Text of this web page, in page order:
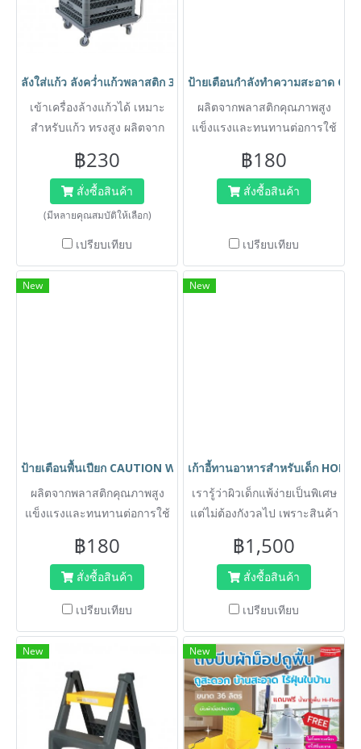
ลังใส่แก้ว ลังคว่ำแก้วพลาสติก 36 ช่อง พร้อมรถเข็นใส่ลังคว่ำแก้ว เข้า
เข้าเครื่องล้างแก้วได้ เหมาะ
สำหรับแก้ว ทรงสูง ผลิตจาก
แตกหักง่าย แข็งแรง ทนทาน
รับน้ำหนักได้ดี มีช่องใส่แก้วน้ำ
จำนวน 36 ช่อง
฿230
สั่งซื้อสินค้า
(มีหลายคุณสมบัติให้เลือก)
เปรียบเทียบ
ป้ายเตือนกำลังทำความสะอาด
ผลิตจากพลาสติกคุณภาพสูง
แข็งแรงและทนทานต่อการใช้
฿180
สั่งซื้อสินค้า
เปรียบเทียบ
New
ป้ายเตือนพื้นเปียก CAUTION WET FLOOR ตรา HORECAT 56022
ผลิตจากพลาสติกคุณภาพสูง
แข็งแรงและทนทานต่อการใช้
฿180
สั่งซื้อสินค้า
เปรียบเทียบ
New
เก้าอี้ทานอาหารสำหรับเด็ก
เรารู้ว่าผิวเด็กแพ้ง่ายเป็นพิเศษ
แต่ไม่ต้องกังวลไป เพราะสินค้า
จากสารต่าง ๆ ที่อาจเป็น
อันตรายต่อผิวหนังและสุขภาพ
ของเจ้าตัวน้อย
฿1,500
สั่งซื้อสินค้า
เปรียบเทียบ
New New